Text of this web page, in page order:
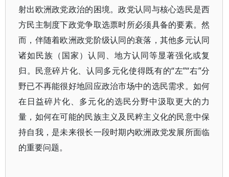
射出欧洲政党政治的困境。政党认同与核心选民是西
方民主制度下政党争取选票时所必须具备的要素。然
而，伴随着欧洲政党阶级认同的衰落，其他多元认同
诸如民族（国家）认同、地方认同等显著强化或复
归。民意碎片化、认同多元化使得既有的“左”“右”分
野已不再能很好地回应政治市场中的选民需求。如何
在日益碎片化、多元化的选民分野中汲取更大的力
量，如何在可能的民族主义及民粹主义化的民意中保
持自我，是未来很长一段时期内欧洲政党发展所面临
的重要问题。